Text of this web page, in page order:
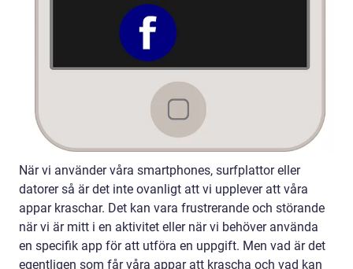
När vi använder våra smartphones, surfplattor eller
datorer så är det inte ovanligt att vi upplever att våra
appar kraschar. Det kan vara frustrerande och störande
när vi är mitt i en aktivitet eller när vi behöver använda
en specifik app för att utföra en uppgift. Men vad är det
egentligen som får våra appar att krascha och vad kan